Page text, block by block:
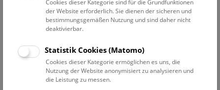
Cookies dieser Kategorie sind für die Grundfunktionen
der Website erforderlich. Sie dienen der sicheren und
bestimmungsgemäßen Nutzung und sind daher nicht
deaktivierbar.
Statistik Cookies (Matomo)
Cookies dieser Kategorie ermöglichen es uns, die
Nutzung der Website anonymisiert zu analysieren und
die Leistung zu messen.